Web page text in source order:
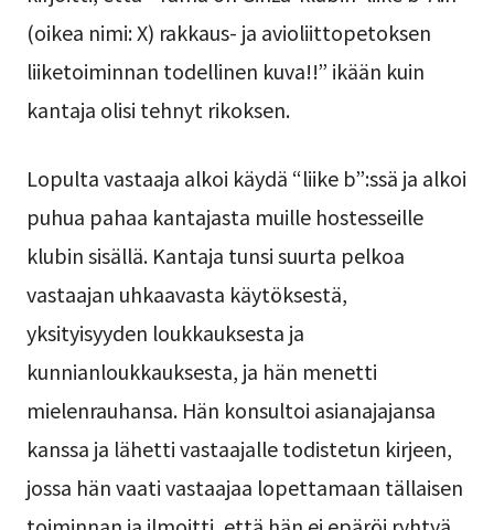
(oikea nimi: X) rakkaus- ja avioliittopetoksen
liiketoiminnan todellinen kuva!!” ikään kuin
kantaja olisi tehnyt rikoksen.
Lopulta vastaaja alkoi käydä “liike b”:ssä ja alkoi
puhua pahaa kantajasta muille hostesseille
klubin sisällä. Kantaja tunsi suurta pelkoa
vastaajan uhkaavasta käytöksestä,
yksityisyyden loukkauksesta ja
kunnianloukkauksesta, ja hän menetti
mielenrauhansa. Hän konsultoi asianajajansa
kanssa ja lähetti vastaajalle todistetun kirjeen,
jossa hän vaati vastaajaa lopettamaan tällaisen